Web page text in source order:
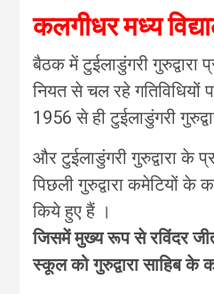
कलगीधर मध्य
बैठक में टुईलाडुंगरी
नियत से चल रहे गतिविधियों
1956 से ही टुईलाडुंगरी
और टुईलाडुंगरी गुरुद्वारा के
पिछली गुरुद्वारा कमेटियों
किये हुए हैं ।
जिसमें मुख्य रूप से रविंदर
स्कूल को गुरुद्वारा साहिब